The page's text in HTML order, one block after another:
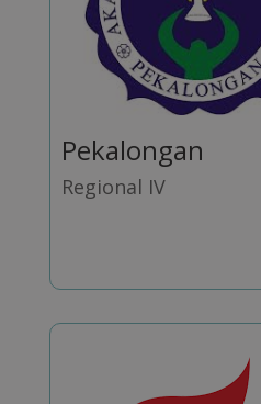
Pekalongan
Regional IV